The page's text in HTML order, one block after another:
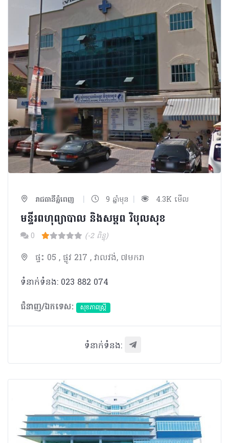
រាជធានីភ្នំពេញ | 9 ឆ្នាំមុន | 4.3K មើល
មន្ទីរពហុព្យាបាល និងសម្ពព វិបុលសុខ
0 (-2 ពិន្ទុ)
ផ្ទះ 05 , ផ្លូវ 217 , វាលវង់, ៧មករា
ទំនាក់ទំនង: 023 882 074
ជំនាញ/ឯកទេស:
សុខភាពស្រ្តី
ទំនាក់ទំនង: